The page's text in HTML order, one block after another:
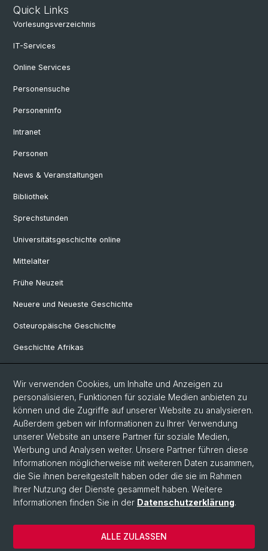
Quick Links
Vorlesungsverzeichnis
IT-Services
Online Services
Personensuche
Personeninfo
Intranet
Personen
News & Veranstaltungen
Bibliothek
Sprechstunden
Universitätsgeschichte online
Mittelalter
Frühe Neuzeit
Neuere und Neueste Geschichte
Osteuropäische Geschichte
Geschichte Afrikas
Social Media
Linkedin
Bluesky
© Universität Basel
Philosophisch-Historische Fakultät
Home
Datenschutzerklärung
Wir verwenden Cookies, um Inhalte und Anzeigen zu
personalisieren, Funktionen für soziale Medien anbieten zu
können und die Zugriffe auf unserer Website zu analysieren.
Außerdem geben wir Informationen zu Ihrer Verwendung
unserer Website an unsere Partner für soziale Medien,
Werbung und Analysen weiter. Unsere Partner führen diese
Informationen möglicherweise mit weiteren Daten zusammen,
die Sie ihnen bereitgestellt haben oder die sie im Rahmen
Ihrer Nutzung der Dienste gesammelt haben. Weitere
Informationen finden Sie in der Datenschutzerklärung.
ALLE ZULASSEN